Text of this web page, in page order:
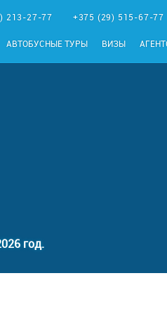
213-27-77 +375 (29) 515-67-77
АВТОБУСНЫЕ ТУРЫ ВИЗЫ
год.